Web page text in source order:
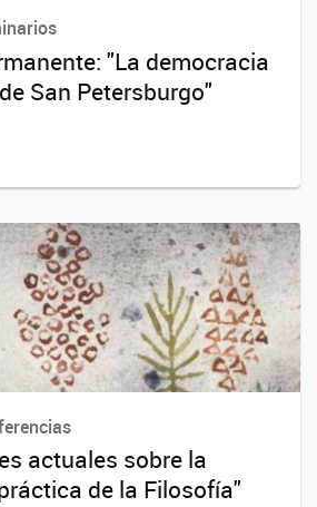
"La democracia
San Petersburgo"
actuales sobre la
de la Filosofía"